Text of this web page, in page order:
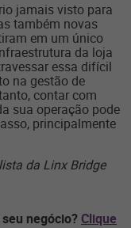
jamais visto para
também novas
em um único
da loja
essa difícil
na gestão de
contar com
sua operação pode
principalmente
da Linx Bridge
negócio? Clique